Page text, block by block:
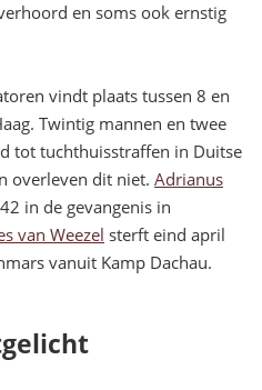
en soms ook ernstig
vindt plaats tussen 8 en
Twintig mannen en twee
tot tuchthuisstraffen in Duitse
overleven dit niet. Adrianus
in de gevangenis in
van Weezel sterft eind april
vanuit Kamp Dachau.